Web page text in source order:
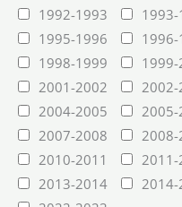
1992-1993
1995-1996
1996-
1998-1999
1999-
2001-2002
2002-
2004-2005
2005-
2007-2008
2008-
2010-2011
2011-
2013-2014
2014-